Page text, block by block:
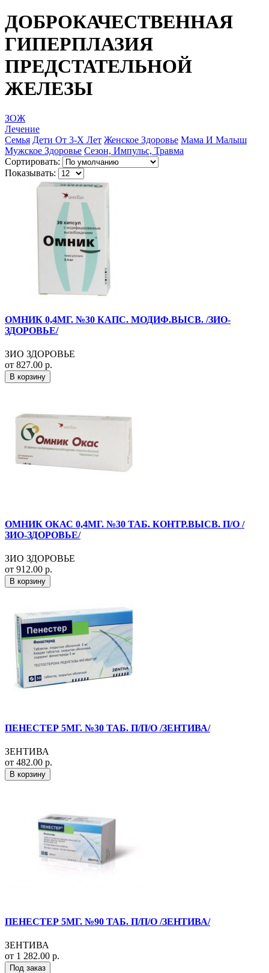
ДОБРОКАЧЕСТВЕННАЯ
ГИПЕРПЛАЗИЯ
ПРЕДСТАТЕЛЬНОЙ
ЖЕЛЕЗЫ
ЗОЖ
Лечение
Семья Дети От 3-Х Лет Женское Здоровье Мама И Малыш
Мужское Здоровье Сезон, Импульс, Травма
Сортировать:
Показывать:
ОМНИК 0,4МГ. №30 КАПС. МОДИФ.ВЫСВ. /ЗИО-
ЗДОРОВЬЕ/
ЗИО ЗДОРОВЬЕ
от 827.00 р.
В корзину
ОМНИК ОКАС 0,4МГ. №30 ТАБ. КОНТР.ВЫСВ. П/О /
ЗИО-ЗДОРОВЬЕ/
ЗИО ЗДОРОВЬЕ
от 912.00 р.
В корзину
ПЕНЕСТЕР 5МГ. №30 ТАБ. П/П/О /ЗЕНТИВА/
ЗЕНТИВА
от 482.00 р.
В корзину
ПЕНЕСТЕР 5МГ. №90 ТАБ. П/П/О /ЗЕНТИВА/
ЗЕНТИВА
от 1 282.00 р.
Под заказ